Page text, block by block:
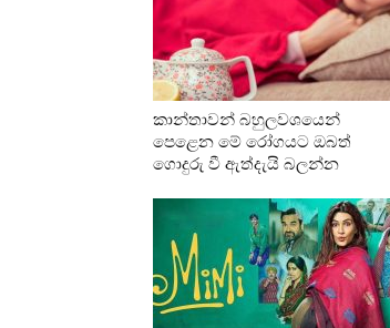
කාන්තාවන් බහුලවශයෙන්
පෙළෙන මේ රෝගයට ඔබත්
ගොදුරු වී ඇත්දැයි බලන්න